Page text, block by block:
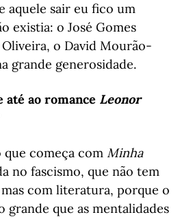
aquele sair eu fico um
existia: o José Gomes
o David Mourão-
grande generosidade.
até ao romance Leonor
começa com Minha
no fascismo, que não tem
com literatura, porque o
grande que as mentalidades